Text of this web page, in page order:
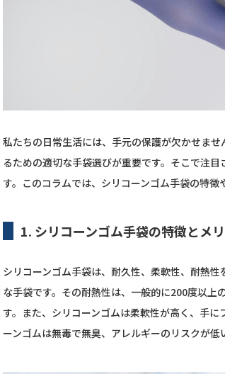
私たちの日常生活には、手元の保護が欠かせま
るための適切な手袋選びが重要です。そこで注
す。このコラムでは、シリコーンゴム手袋の特徴
1. シリコーンゴム手袋の特徴とメ
シリコーンゴム手袋は、耐久性、柔軟性、耐熱
な手袋です。その耐熱性は、一般的に200度以上
す。また、シリコーンゴムは柔軟性が高く、手
ーンゴムは無毒で無臭、アレルギーのリスクが低